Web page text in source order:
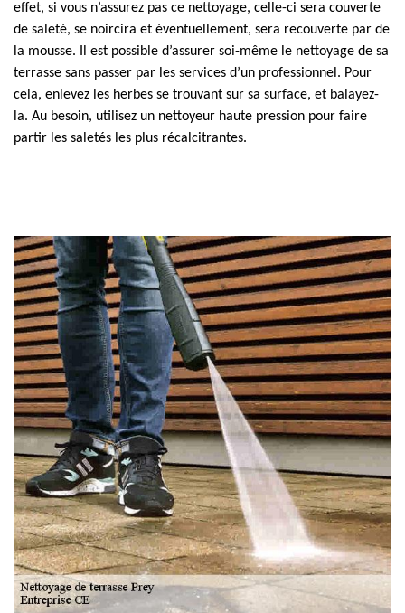
effet, si vous n’assurez pas ce nettoyage, celle-ci sera couverte
de saleté, se noircira et éventuellement, sera recouverte par de
la mousse. Il est possible d’assurer soi-même le nettoyage de sa
terrasse sans passer par les services d’un professionnel. Pour
cela, enlevez les herbes se trouvant sur sa surface, et balayez-
la. Au besoin, utilisez un nettoyeur haute pression pour faire
partir les saletés les plus récalcitrantes.